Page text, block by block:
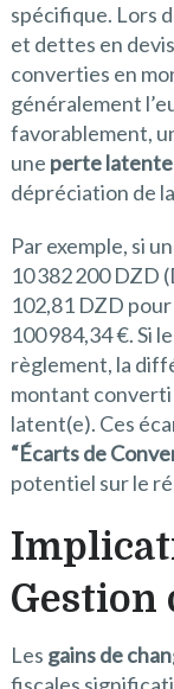
spécifique. Lors
et dettes en
converties en
généralement
favorablement,
une perte latente
dépréciation de
Par exemple, si
10 382 200 DZD
102,81 DZD pour
100 984,34 €. Si
règlement, la
montant
latent(e). Ces
“Écarts de
potentiel sur le
Gestion
Les gains de